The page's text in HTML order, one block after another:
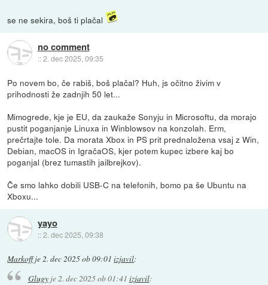
se ne sekira, boš ti plačal
no comment
::2. dec 2025, 09:35
Po novem bo, če rabiš, boš plačal? Huh, js očitno živim v
prihodnosti že zadnjih 50 let...
Mimogrede, kje je EU, da zaukaže Sonyju in Microsoftu, da morajo
pustit poganjanje Linuxa in Winblowsov na konzolah. Erm,
prečrtajte tole. Da morata Xbox in PS prit prednaložena vsaj z Win,
Debian, macOS in IgračaOS, kjer potem kupec izbere kaj bo
poganjal (brez tumastih jailbrejkov).
Če smo lahko dobili USB-C na telefonih, bomo pa še Ubuntu na
Xboxu...
yayo
::2. dec 2025, 09:38
Markoffje 2. dec 2025 ob 09:01 izjavil:
Glugyje2. dec 2025 ob 01:41 izjavil: